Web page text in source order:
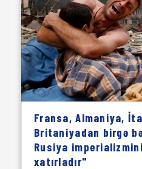
Fransa, Almaniya,
Britaniyadan birgə
Rusiya
xatırladır"